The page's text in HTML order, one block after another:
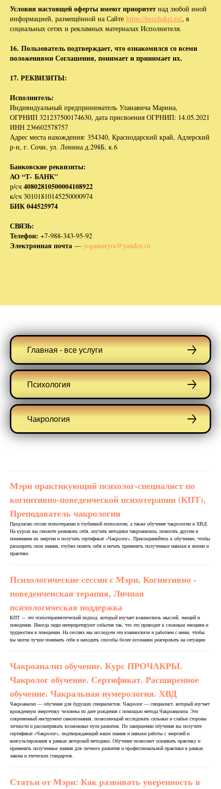
Условия настоящей оферты имеют приоритет над любой иной
информацией, размещённой на Сайте https://prochakri.ru/, в
социальных сетях и рекламных материалах Исполнителя.
16. Пользователь подтверждает, что ознакомился со всеми
положениями Соглашения, понимает и принимает их.
17. РЕКВИЗИТЫ:
Исполнитель:
Индивидуальный предприниматель Уланавича Марина,
ОГРНИП 321237500174630, дата присвоения ОГРНИП: 14.05.2021
ИНН 236602578757
Адрес места нахождения: 354340, Краснодарский край, Адлерский
р-н, г. Сочи, ул. Ленина д.298Б, к.6
Банковские реквизиты:
АО “Т- БАНК"
р/сч 40802810500004108922
к/сч 30101810145250000974
БИК 044525974
СВЯЗЬ:
Телефон: +7-988-343-95-92
Электронная почта — yogamaryru@yandex.ru
Главная - все услуги
Психология
Чакрология
Мэри практикующий психолог-специалист по
когнитивно-поведенческой психотерапии (КПТ),
Преподаватель чакрологии
Предлагаю сессии психотерапии и глубинной психологии, а также обучение чакрологии и ХВД.
На курсах вы сможете развивать себя, изучать методики чакроанализа, помогать другим в
понимании их энергии и получать сертификат «Чакролог». Присоединяйтесь к обучению, чтобы
расширить свои знания, глубже понять себя и начать применять полученные навыки в жизни и
практике.
Психологические сессии с Мэри, Когнитивно -
поведенченская терапия, Личная
психологическая поддержка
КПТ — это психотерапевтический подход, который изучает взаимосвязь мыслей, эмоций и
поведения. Иногда люди интерпретируют события так, что это приводит к сложным эмоциям и
трудностям в поведении. На сессиях мы исследуем эти взаимосвязи и работаем с ними, чтобы
вы могли лучше понимать себя и находить способы более осознанно реагировать на ситуации.
Чакроанализ обучение. Курс ПРОЧАКРЫ.
Чакролог обучение. Сертификат. Расширенное
обучение. Чакральная нумерология. ХВД
Чакроанализ — обучение для будущих специалистов. Чакролог — специалист, который изучает
врожденную энергетику человека по дате рождения с помощью метода Чакроанализа. Это
современный инструмент самопознания, позволяющий исследовать сильные и слабые стороны
личности и рассматривать возможные пути развития. По завершении обучения вы получите
сертификат «Чакролог», подтверждающий ваши знания и навыки работы с энергией и
консультирования в рамках авторской методики. Обучение позволяет осваивать практику и
применять полученные знания для личного развития и профессиональной практики в рамках
закона и этических стандартов.
Статьи от Мэри: Как развивать уверенность в